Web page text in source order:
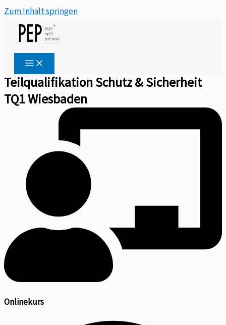
Zum Inhalt springen
Teilqualifikation Schutz & Sicherheit
TQ1 Wiesbaden
Onlinekurs